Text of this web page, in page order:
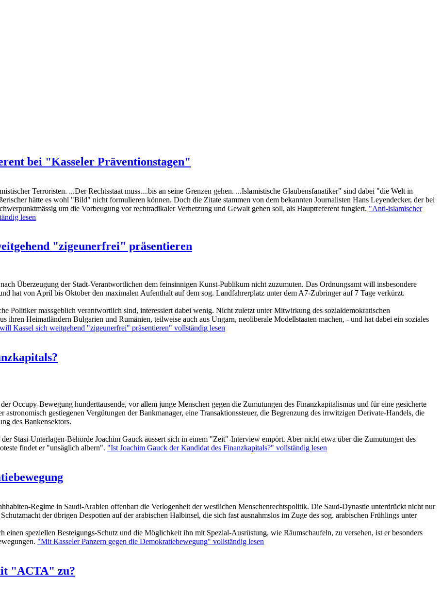
bei "Kasseler Präventionstagen"
Terroristen. ...Der Rechtsstaat muss....bis an seine Grenzen gehen. ...Islamistische Glaubensfanatiker" sind dabei "die Welt in
hätte es wohl "Bild" nicht formulieren können. Doch die Zitate stammen von dem bekannten Journalisten Hans Leyendecker, der bei
um die Vorbeugung vor rechtradikaler Verhetzung und Gewalt gehen soll, als Hauptreferent fungiert. "Anti-islamischer
lesen
"zigeunerfrei" präsentieren
Überzeugung der Stadt-Verantwortlichen dem feinsinnigen Kunst-Publikum nicht zuzumuten. Das Ordnungsamt will insbesondere
hat von April bis Oktober den maximalen Aufenthalt auf dem sog. Landfahrerplatz unter dem A7-Zubringer auf 7 Tage verkürzt.
Politiker massgeblich verantwortlich sind, interessiert dabei wenig. Nicht zuletzt unter Mitwirkung des sozialdemokratischen
ihren Heimatländern Bulgarien und Rumänien, teilweise auch aus Ungarn, neoliberale Modellstaaten machen, - und hat dabei ein soziales
Kassel sich weitgehend "zigeunerfrei" präsentieren" vollständig lesen
Occupy-Bewegung hunderttausende, vor allem junge Menschen gegen die Zumutungen des Finanzkapitalismus und für eine gesicherte
gestiegenen Vergütungen der Bankmanager, eine Transaktionssteuer, die Begrenzung des irrwitzigen Derivate-Handels, die
des Bankensektors.
Stasi-Unterlagen-Behörde Joachim Gauck äussert sich in einem "Zeit"-Interview empört. Aber nicht etwa über die Zumutungen des
findet er "unsäglich albern". "Ist Joachim Gauck der Kandidat des Finanzkapitals?" vollständig lesen
Regime in Saudi-Arabien offenbart die Verlogenheit der westlichen Menschenrechtspolitik. Die Saud-Dynastie unterdrückt nicht nur
der übrigen Despotien auf der arabischen Halbinsel, die sich fast ausnahmslos im Zuge des sog. arabischen Frühlings unter
speziellen Besteigungs-Schutz und die Möglichkeit ihn mit Spezial-Ausrüstung, wie Räumschaufeln, zu versehen, ist er besonders
"Mit Kasseler Panzern gegen die Demokratiebewegung" vollständig lesen
"ACTA" zu?